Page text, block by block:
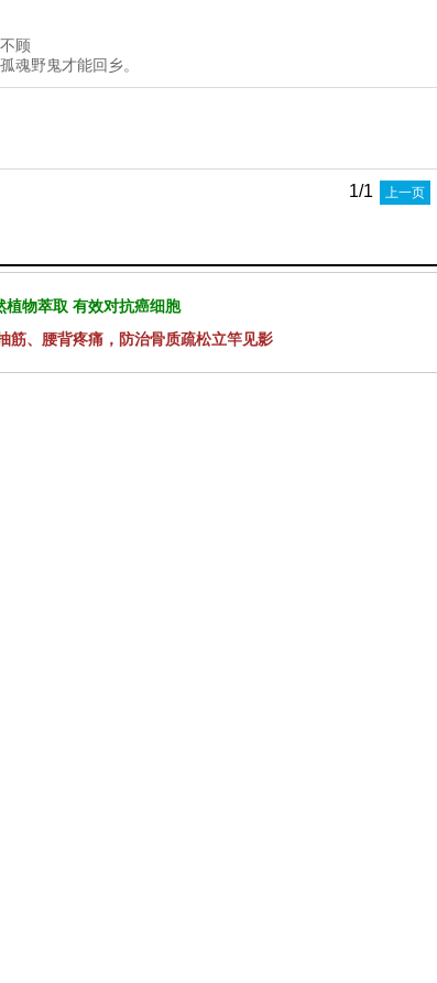
顾
魂野鬼才能回乡。
1/1 上一页
物萃取 有效对抗癌细胞
筋、腰背疼痛，防治骨质疏松立竿见影